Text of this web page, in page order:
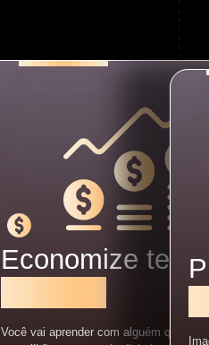
Economize
Você vai aprender com alguém que já